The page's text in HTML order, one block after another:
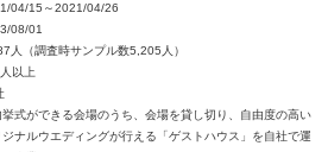
04/15～2021/04/26
08/01
人（調査時サンプル数5,205人）
以上
挙式ができる会場のうち、会場を貸し切り、自由度の高い
ジナルウエディングが行える「ゲストハウス」を自社で運